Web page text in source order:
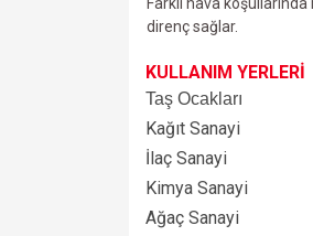
Farklı hava
direnç sağlar.
KULLANIM YERLERİ
Taş Ocakları
Kağıt Sanayi
İlaç Sanayi
Kimya Sanayi
Ağaç Sanayi